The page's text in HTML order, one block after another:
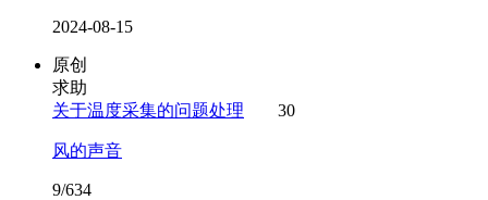
2024-08-15
原创
求助
关于温度采集的问题处理
30
风的声音
9/634